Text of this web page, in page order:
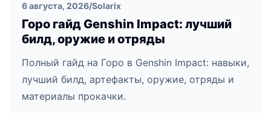
6 августа, 2026/Solarix
Горо гайд Genshin Impact: лучший
билд, оружие и отряды
Полный гайд на Горо в Genshin Impact: навыки,
лучший билд, артефакты, оружие, отряды и
материалы прокачки.